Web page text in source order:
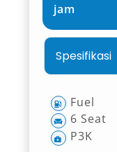
jam
Spesifikasi
Fuel
6 Seat
P3K